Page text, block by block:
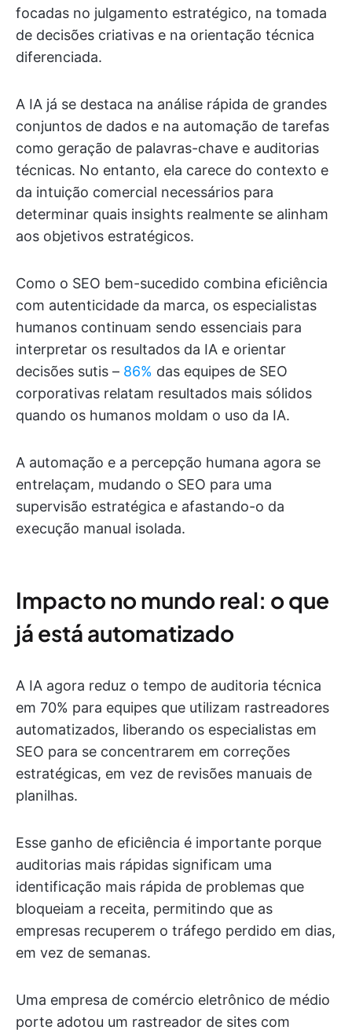
focadas no julgamento estratégico, na tomada
de decisões criativas e na orientação técnica
diferenciada.
A IA já se destaca na análise rápida de grandes
conjuntos de dados e na automação de tarefas
como geração de palavras-chave e auditorias
técnicas. No entanto, ela carece do contexto e
da intuição comercial necessários para
determinar quais insights realmente se alinham
aos objetivos estratégicos.
Como o SEO bem-sucedido combina eficiência
com autenticidade da marca, os especialistas
humanos continuam sendo essenciais para
interpretar os resultados da IA e orientar
decisões sutis – 86% das equipes de SEO
corporativas relatam resultados mais sólidos
quando os humanos moldam o uso da IA.
A automação e a percepção humana agora se
entrelaçam, mudando o SEO para uma
supervisão estratégica e afastando-o da
execução manual isolada.
Impacto no mundo real: o que
já está automatizado
A IA agora reduz o tempo de auditoria técnica
em 70% para equipes que utilizam rastreadores
automatizados, liberando os especialistas em
SEO para se concentrarem em correções
estratégicas, em vez de revisões manuais de
planilhas.
Esse ganho de eficiência é importante porque
auditorias mais rápidas significam uma
identificação mais rápida de problemas que
bloqueiam a receita, permitindo que as
empresas recuperem o tráfego perdido em dias,
em vez de semanas.
Uma empresa de comércio eletrônico de médio
porte adotou um rastreador de sites com